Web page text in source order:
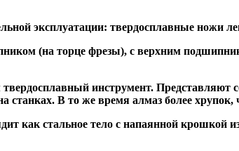
эксплуатации: твердосплавные ножи
(на торце фрезы), с верхним
инструмент. Представляют
В то же время алмаз более хрупок,
как стальное тело с напаянной крошкой